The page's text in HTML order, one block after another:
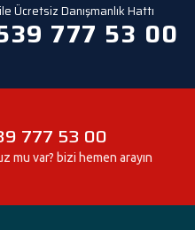
Ücretsiz Danışmanlık Hattı
777 53 00
777 53 00
mu var? bizi hemen arayın